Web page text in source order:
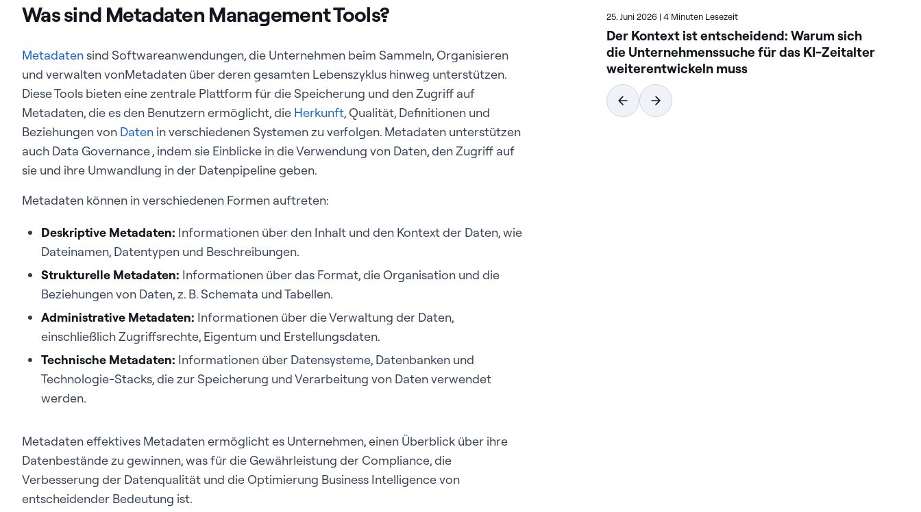
Was sind Metadaten Management Tools?
Metadatensind Softwareanwendungen, die Unternehmen beim Sammeln, Organisieren
und verwalten vonMetadaten über deren gesamten Lebenszyklus hinweg unterstützen.
Diese Tools bieten eine zentrale Plattform für die Speicherung und den Zugriff auf
Metadaten, die es den Benutzern ermöglicht, die Herkunft, Qualität, Definitionen und
Beziehungen von Daten in verschiedenen Systemen zu verfolgen. Metadaten unterstützen
auch Data Governance , indem sie Einblicke in die Verwendung von Daten, den Zugriff auf
sie und ihre Umwandlung in der Datenpipeline geben.
Metadaten können in verschiedenen Formen auftreten:
Deskriptive Metadaten: Informationen über den Inhalt und den Kontext der Daten, wie
Dateinamen, Datentypen und Beschreibungen.
Strukturelle Metadaten: Informationen über das Format, die Organisation und die
Beziehungen von Daten, z. B. Schemata und Tabellen.
Administrative Metadaten: Informationen über die Verwaltung der Daten,
einschließlich Zugriffsrechte, Eigentum und Erstellungsdaten.
Technische Metadaten: Informationen über Datensysteme, Datenbanken und
Technologie-Stacks, die zur Speicherung und Verarbeitung von Daten verwendet
werden.
Metadaten effektives Metadaten ermöglicht es Unternehmen, einen Überblick über ihre
Datenbestände zu gewinnen, was für die Gewährleistung der Compliance, die
Verbesserung der Datenqualität und die Optimierung Business Intelligence von
entscheidender Bedeutung ist.
25. Juni 2026 | 4 Minuten Lesezeit
Der Kontext ist entscheidend: Warum sich
die Unternehmenssuche für das KI-Zeitalter
weiterentwickeln muss